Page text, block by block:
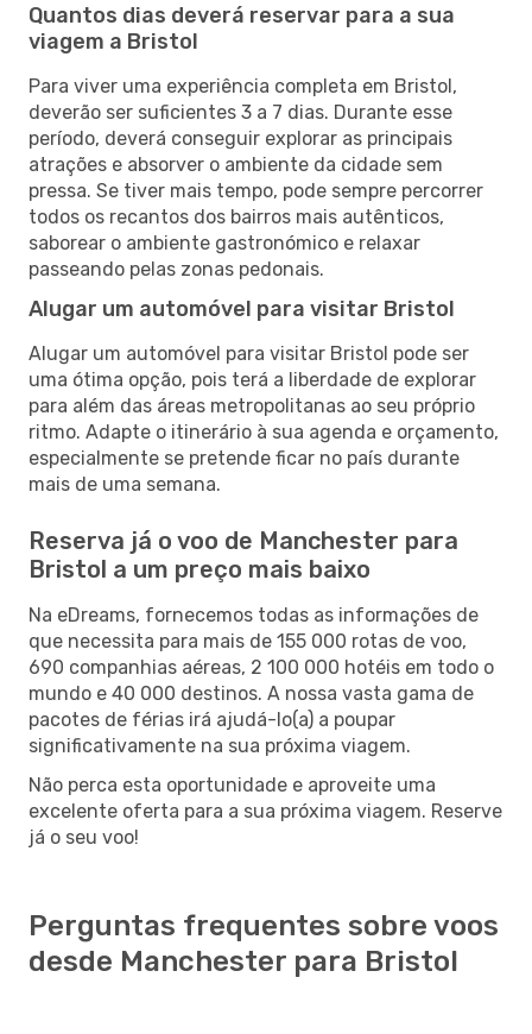
Quantos dias deverá reservar para a sua
viagem a Bristol
Para viver uma experiência completa em Bristol,
deverão ser suficientes 3 a 7 dias. Durante esse
período, deverá conseguir explorar as principais
atrações e absorver o ambiente da cidade sem
pressa. Se tiver mais tempo, pode sempre percorrer
todos os recantos dos bairros mais autênticos,
saborear o ambiente gastronómico e relaxar
passeando pelas zonas pedonais.
Alugar um automóvel para visitar Bristol
Alugar um automóvel para visitar Bristol pode ser
uma ótima opção, pois terá a liberdade de explorar
para além das áreas metropolitanas ao seu próprio
ritmo. Adapte o itinerário à sua agenda e orçamento,
especialmente se pretende ficar no país durante
mais de uma semana.
Reserva já o voo de Manchester para
Bristol a um preço mais baixo
Na eDreams, fornecemos todas as informações de
que necessita para mais de 155 000 rotas de voo,
690 companhias aéreas, 2 100 000 hotéis em todo o
mundo e 40 000 destinos. A nossa vasta gama de
pacotes de férias irá ajudá-lo(a) a poupar
significativamente na sua próxima viagem.
Não perca esta oportunidade e aproveite uma
excelente oferta para a sua próxima viagem. Reserve
já o seu voo!
Perguntas frequentes sobre voos
desde Manchester para Bristol